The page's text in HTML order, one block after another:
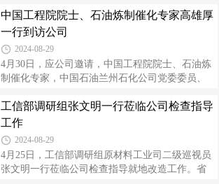
明。王志强介绍了本次调研的目的，详细了解了
公司现有资产和产能规模、近年来主要产品行业
市场情况、员工队伍结构、以及企业存在困难等
员、纪委副书记、巡察办主任田选鹏出席会议并
作动员讲话，集团党委第三巡察组组长、电力运
营纪委书记任广军通报巡察任务、总体安排。公
司党委书记、董事长高万升主持会议并作表态发
言。会上，任广军通报了巡察的主要任务和工作
安排，本次专项巡察以习近平新时代中国特色社
会主义思想为指导，以贯彻落实习近平总书记关
于安全生产的重要论述和重要指示批示精神为主
线，重点监督检查“四个落实”的落地情况。
中国工程院院士、石油炼制催化专家高雄厚
一行到访公司
2024-08-29
4月30日，应公司邀请，中国工程院院士、石油炼
制催化专家，中国石油兰州石化公司党委委员、
陪同下，到访公司。与公司党委书记、董事长高
万升就生产经营、工艺多元化、科技创新等方面
深入交流。生产部、技术部、办公室负责人陪
同。在生产现场，高万升介绍了公司生产路线、
工艺、技术创新、产品产销、经营和企业发展、
战略等情况。表示，公司作为工业原材料制造型
工信部调研组张文明一行莅临公司检查指导
工作
2024-08-29
4月25日，工信部调研组原材料工业司二级巡视员
张文明一行莅临公司检查指导就地改造工作。省